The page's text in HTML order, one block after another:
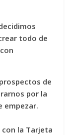
todo de
de
por la
empezar.
la Tarjeta